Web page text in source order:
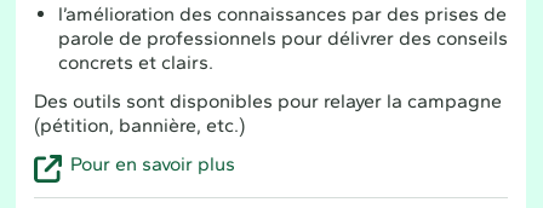
l’amélioration des connaissances par des prises de
parole de professionnels pour délivrer des conseils
concrets et clairs.
Des outils sont disponibles pour relayer la campagne
(pétition, bannière, etc.)
Pour en savoir plus